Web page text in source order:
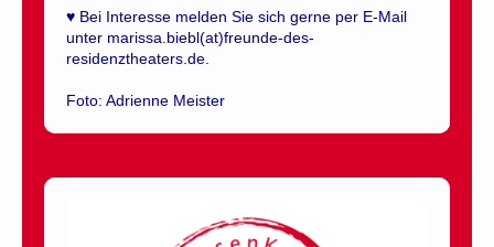
♥ Bei Interesse melden Sie sich gerne per E-Mail
unter marissa.biebl(at)freunde-des-
residenztheaters.de.
Foto: Adrienne Meister